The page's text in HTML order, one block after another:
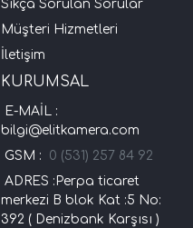
Sıkça Sorulan Sorular
Müşteri Hizmetleri
İletişim
KURUMSAL
E-MAİL :
bilgi@elitkamera.com
GSM : 0 (531) 257 84 92
ADRES :Perpa ticaret
merkezi B blok Kat :5 No:
392 ( Denizbank Karşısı )